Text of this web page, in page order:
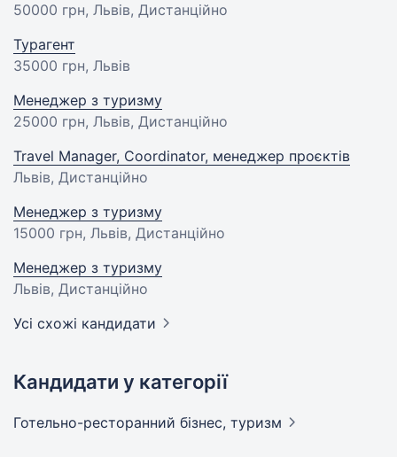
50000 грн, Львів, Дистанційно
Турагент
35000 грн, Львів
Менеджер з туризму
25000 грн, Львів, Дистанційно
Travel Manager, Coordinator, менеджер проєктів
Львів, Дистанційно
Менеджер з туризму
15000 грн, Львів, Дистанційно
Менеджер з туризму
Львів, Дистанційно
Усі схожі кандидати
Кандидати у категорії
Готельно-ресторанний бізнес, туризм